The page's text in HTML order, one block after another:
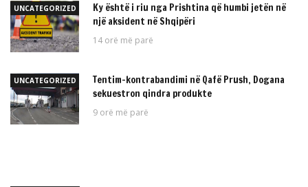
UNCATEGORIZED
Ky është i riu nga Prishtina që humbi jetën në
një aksident në Shqipëri
14 orë më parë
UNCATEGORIZED
Tentim-kontrabandimi në Qafë Prush, Dogana
sekuestron qindra produkte
9 orë më parë